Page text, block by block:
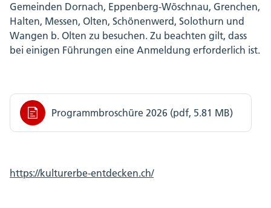
Gemeinden Dornach, Eppenberg-Wöschnau, Grenchen,
Halten, Messen, Olten, Schönenwerd, Solothurn und
Wangen b. Olten zu besuchen. Zu beachten gilt, dass
bei einigen Führungen eine Anmeldung erforderlich ist.
Programmbroschüre 2026 (pdf, 5.81 MB)
https://kulturerbe-entdecken.ch/